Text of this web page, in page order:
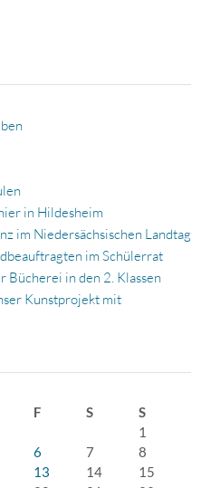
in Hildesheim
im Niedersächsischen Landtag
im Schülerrat
Bücherei in den 2. Klassen
Kunstprojekt mit
F S
S
1
6 7
8
13 14
15